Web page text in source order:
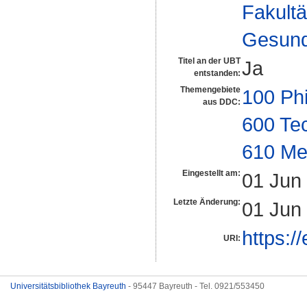
Titel an der UBT
entstanden: Ja
Themengebiete
aus DDC: 100
600
610
Eingestellt am: 01
Letzte Änderung: 01
URI:
Universitätsbibliothek Bayreuth - 95447 Bayreuth - Tel. 0921/553450